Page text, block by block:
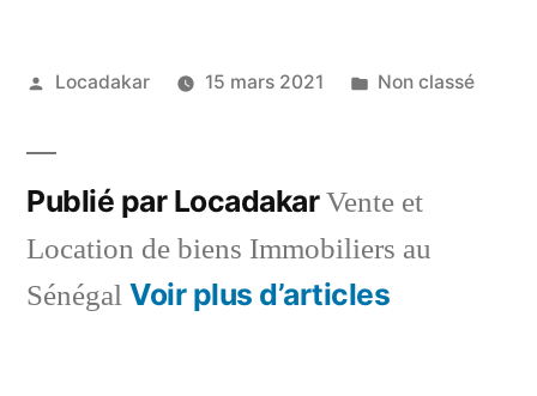
Publié
Locadakar 15 mars 2021
Publié
Non classé
Publié par LocadakarVente et
Location de biens Immobiliers au
Sénégal Voir plus d’articles